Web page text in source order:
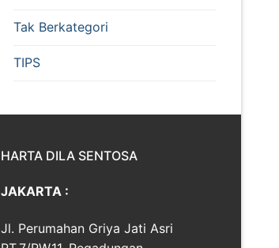
Tak Berkategori
TIPS
HARTA DILA SENTOSA
JAKARTA :
Jl. Perumahan Griya Jati Asri